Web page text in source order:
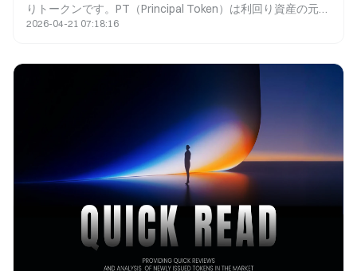
りトークンです。PT（Principal Token）は利回り資産の元本
を表し、通常は割引価格で取引され、満期日に額面で償還さ
に利回り取引のマーケットプレイスを構築しました。これに
より、ユーザーは固定利回りの確保、利回り変動への投機、
および利回りリスクの管理が可能となります。
2026-04-21 07:18:16